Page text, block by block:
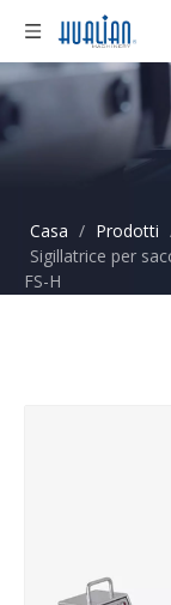
Casa / Prodotti
Sigillatrice per
FS-H